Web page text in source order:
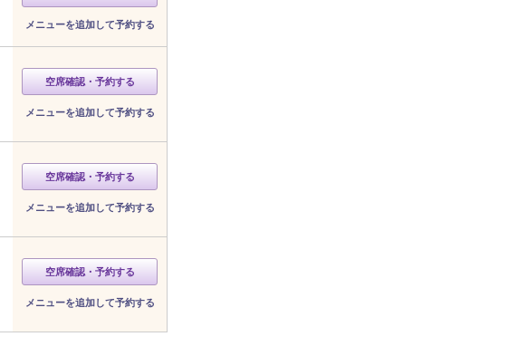
メニューを追加して予約する
空席確認・予約する
メニューを追加して予約する
空席確認・予約する
メニューを追加して予約する
空席確認・予約する
メニューを追加して予約する